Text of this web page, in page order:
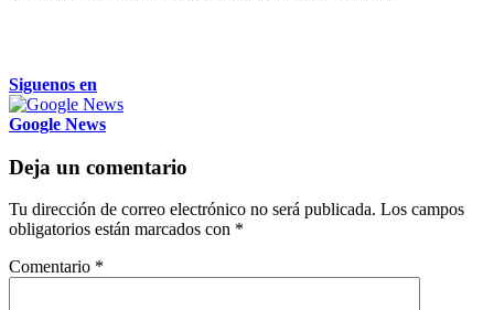
Siguenos en
Google News
Deja un comentario
Tu dirección de correo electrónico no será publicada. Los campos
obligatorios están marcados con *
Comentario *